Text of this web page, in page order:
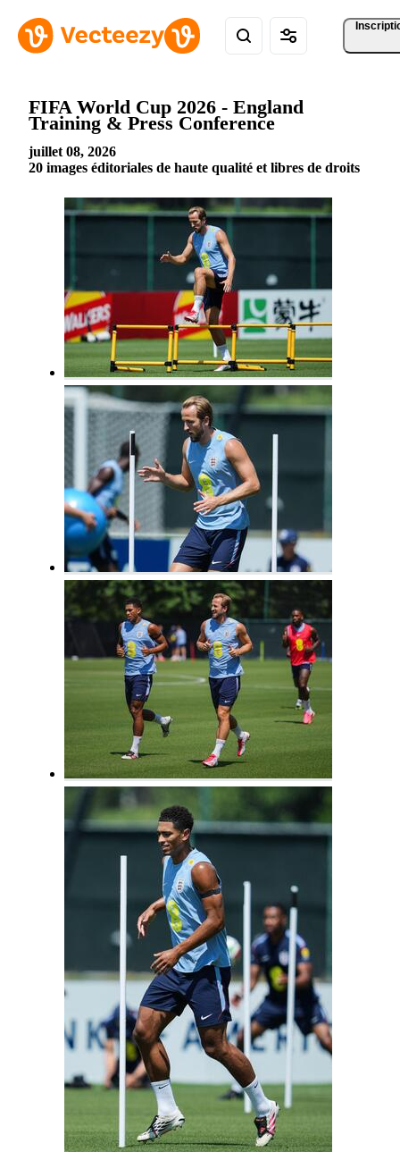
FIFA World Cup 2026 - England
Training & Press Conference
juillet 08, 2026
20 images éditoriales de haute qualité et libres de droits